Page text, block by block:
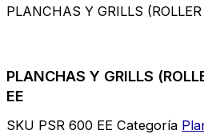
PLANCHAS Y GRILLS
PLANCHAS Y GRILLS
EE
SKU PSR 600 EE Categoría